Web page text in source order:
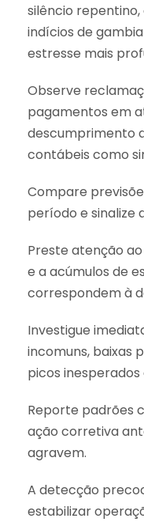
silêncio
indícios de
estresse mais
Observe
pagamentos em
descumprimento
contábeis como
Compare
período e sinalize
Preste atenção
e a acúmulos de
correspondem à
Investigue
incomuns, baixas
picos inesperados
Reporte padrões
ação corretiva
agravem.
A detecção
estabilizar